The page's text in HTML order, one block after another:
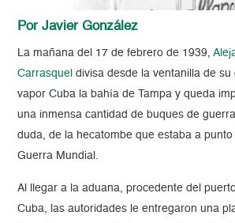
Por Javier González
La mañana del 17 de febrero de 1939,
Carrasquel divisa desde la ventanilla de su
vapor Cuba la bahía de Tampa y queda
una inmensa cantidad de buques de
duda, de la hecatombe que estaba a punto
Guerra Mundial.
Al llegar a la aduana, procedente del
Cuba, las autoridades le entregaron una